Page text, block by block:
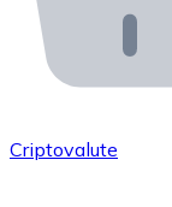
API Bitnovo
Integra la
Unisciti alla
Criptovalute